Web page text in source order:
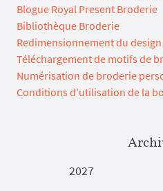
Blogue Royal Present Broderie
Bibliothèque Broderie
Redimensionnement du design
Téléchargement de motifs de
Numérisation de broderie
Conditions d'utilisation de la
2027